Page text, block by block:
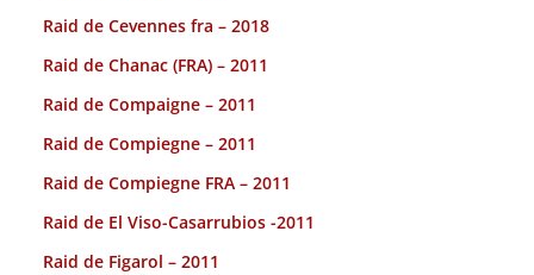
Raid de Cevennes fra – 2018
Raid de Chanac (FRA) – 2011
Raid de Compaigne – 2011
Raid de Compiegne – 2011
Raid de Compiegne FRA – 2011
Raid de El Viso-Casarrubios -2011
Raid de Figarol – 2011